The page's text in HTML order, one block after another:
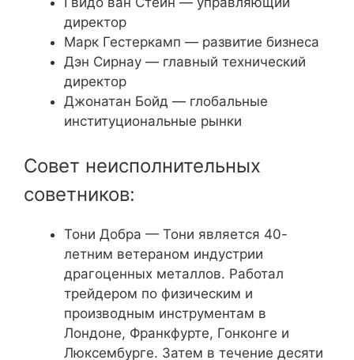
директор
Марк Гестеркамп — развитие бизнеса
Дэн Сирнау — главный технический
директор
Джонатан Бойд — глобальные
институциональные рынки
Совет неисполнительных
советников:
Тони Добра — Тони является 40-
летним ветераном индустрии
драгоценных металлов. Работал
трейдером по физическим и
производным инструментам в
Лондоне, Франкфурте, Гонконге и
Люксембурге. Затем в течение десяти